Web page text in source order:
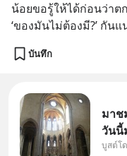
น้อยขอรู้ให้ได้ก่อนว่าต
‘ของมันไม่ต้องมี?’ กันแ
บันทึก
มาช
วันนี้
กิจก
บูสต์โ